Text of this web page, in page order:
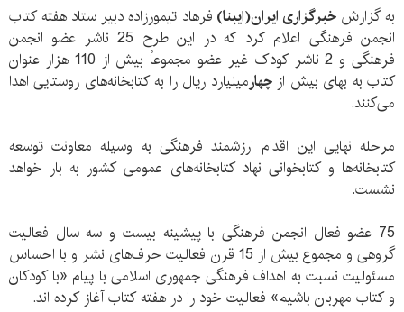
به گزارشخبرگزاری ایران(ایبنا) فرهاد تیمورزاده دبیر ستاد هفته کتاب
انجمن فرهنگی اعلام کرد که در این طرح 25 ناشر عضو انجمن
فرهنگی و 2 ناشر کودک غیر عضو مجموعاً بیش از 110 هزار عنوان
کتاب به بهای بیش ازچهارمیلیارد ریال را به کتابخانه‌های روستایی اهدا
می‌کنند.
مرحله نهایی این اقدام ارزشمند فرهنگی به وسیله معاونت توسعه
کتابخانه‌ها و کتابخوانی نهاد کتابخانه‌های عمومی کشور به بار خواهد
نشست.
75 عضو فعال انجمن فرهنگی با پیشینه بیست و سه سال فعالیت
گروهی و مجموع بیش از 15 قرن فعالیت حرف‌ه‏ای نشر و با احساس
مسئولیت نسبت به اهداف فرهنگی جمهوری اسلامی با پیام «با کودکان
و کتاب مهربان باشیم» فعالیت خود را در هفته کتاب آغاز کرده اند.